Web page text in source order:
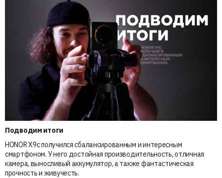
Подводим итоги
HONOR X9c получился сбалансированным и интересным
смартфоном. У него достойная производительность, отличная
камера, выносливый аккумулятор, а также фантастическая
прочность и живучесть.